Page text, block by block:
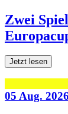
Zwei
Jetzt lesen
05 Aug. 2026